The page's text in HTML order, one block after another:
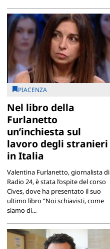
PIACENZA
Nel libro della
Furlanetto
un’inchiesta sul
lavoro degli stranieri
in Italia
Valentina Furlanetto, giornalista di
Radio 24, è stata l’ospite del corso
Cives, dove ha presentato il suo
ultimo libro “Noi schiavisti, come
siamo di...